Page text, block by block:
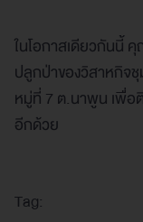
ในโอกาสเดียวกันนี้
ปลูกป่าของวิสาหกิจ
หมู่ที่ 7 ต.นาพูน เพื่อ
อีกด้วย
Tag: